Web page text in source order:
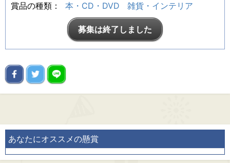
賞品の種類：
本・CD・DVD 雑貨・インテリア
募集は終了しました
あなたにオススメの懸賞